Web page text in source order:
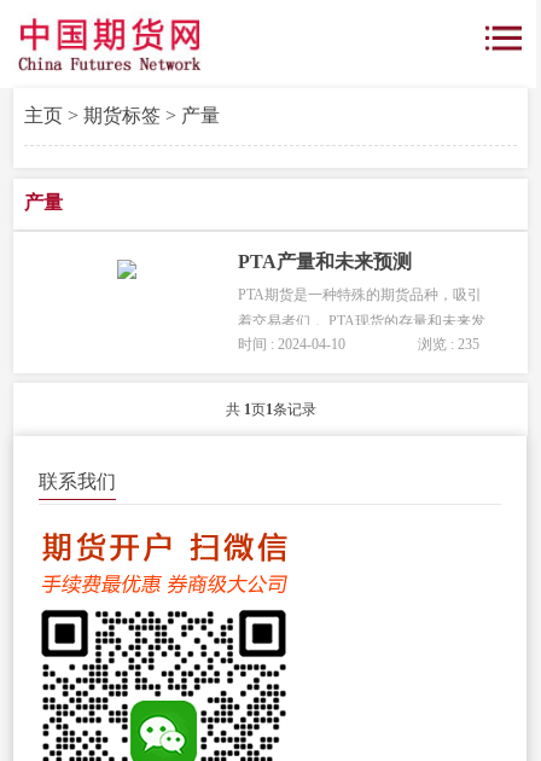
主页> 期货标签> 产量
产量
PTA产量和未来预测
PTA期货是一种特殊的期货品种，吸引
着交易者们， PTA现货的存量和未来发
展 都是被关心的重点。 1.根据中商产业
业市场前景预测及未来发展趋势报
时间 : 2024-04-10 浏览 : 235
共 1页1条记录
联系我们